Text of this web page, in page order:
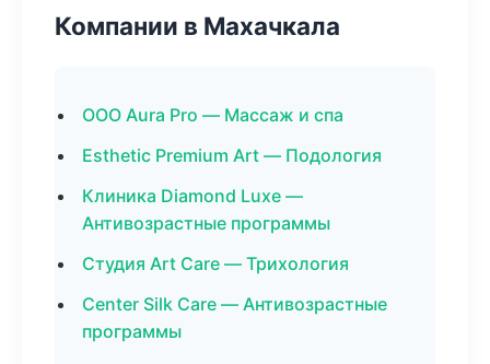
Компании в Махачкала
ООО Aura Pro — Массаж и спа
Esthetic Premium Art — Подология
Клиника Diamond Luxe —
Антивозрастные программы
Студия Art Care — Трихология
Center Silk Care — Антивозрастные
программы